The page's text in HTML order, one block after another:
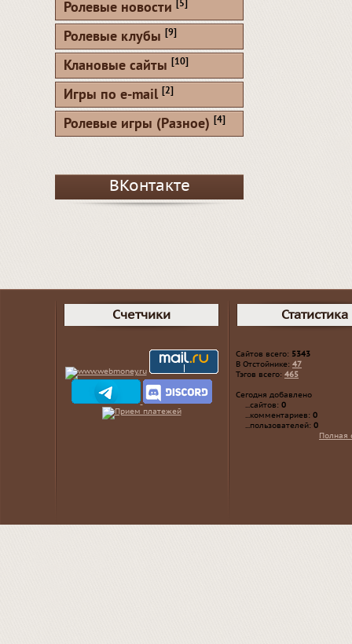
Ролевые новости [5]
Ролевые клубы [9]
Клановые сайты [10]
Игры по e-mail [2]
Ролевые игры (Разное) [4]
ВКонтакте
Счетчики Статистика
Сайтов всего: 5343
В Отстойнике: 47
Тэгов всего: 465
Сегодня добавлено
...сайтов: 0
...комментариев: 0
...пользователей: 0
Полная